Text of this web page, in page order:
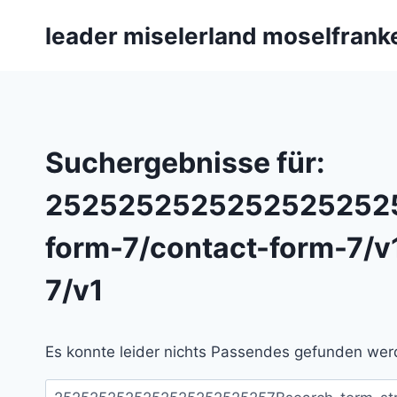
leader miselerland
Suchergebnisse für:
form-7/contact-form-7/
7/v1
Es konnte leider nichts Passendes gefunden
Suchen